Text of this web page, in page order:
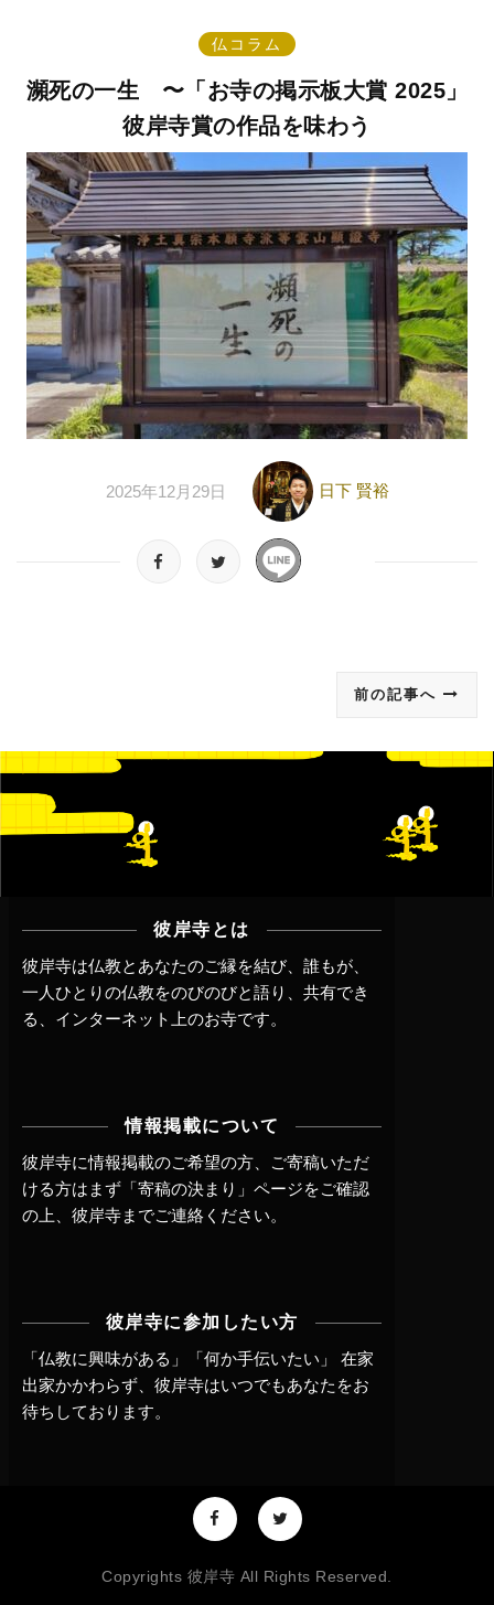
仏コラム
瀕死の一生 〜「お寺の掲示板大賞 2025」
彼岸寺賞の作品を味わう
2025年12月29日 日下 賢裕
前の記事へ
彼岸寺とは
彼岸寺は仏教とあなたのご縁を結び、誰もが、
一人ひとりの仏教をのびのびと語り、共有でき
る、インターネット上のお寺です。
情報掲載について
彼岸寺に情報掲載のご希望の方、ご寄稿いただ
ける方はまず 「寄稿の決まり」ページをご確認
の上、 彼岸寺までご連絡 ください。
彼岸寺に参加したい方
「仏教に興味がある」「何か手伝いたい」 在家
出家かかわらず、 彼岸寺はいつでもあなたをお
待ちしております。
Copyrights 彼岸寺 All Rights Reserved.